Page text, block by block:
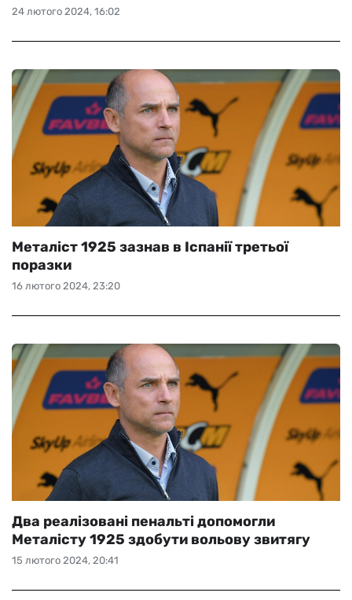
24 лютого 2024, 16:02
16 лютого 2024, 23:20
Mеталіст 1925 зазнав в Іспанії третьої
поразки
15 лютого 2024, 20:41
Два реалізовані пенальті допомогли
Металісту 1925 здобути вольову звитягу